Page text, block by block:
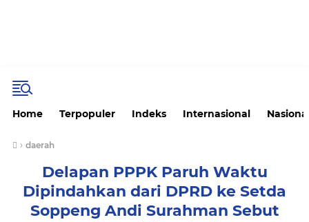
Home Terpopuler Indeks Internasional
› daerah
Delapan PPPK Paruh Waktu
Dipindahkan dari DPRD ke Setda
Soppeng Andi Surahman Sebut